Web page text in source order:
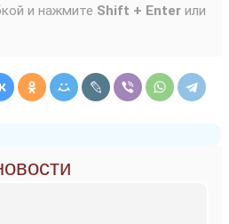
и нажмите Shift + Enter или